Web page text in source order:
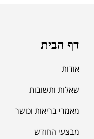
דף הבית
אודות
שאלות ותשובות
מאמרי בריאות וכושר
מבצעי החודש